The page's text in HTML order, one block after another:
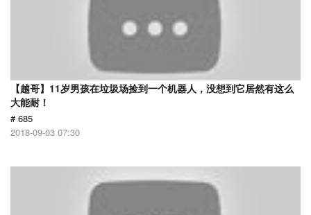
【越哥】11岁男孩在垃圾场捡到一个机器人，没想到它居然有这么
大能耐！
# 685
2018-09-03 07:30